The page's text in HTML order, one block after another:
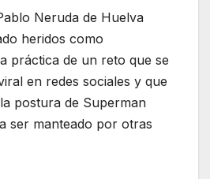
Neruda de Huelva
heridos como
práctica de un reto que se
en redes sociales y que
postura de Superman
ser manteado por otras